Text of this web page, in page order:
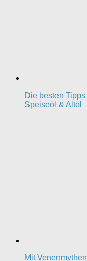
Die besten
Speiseöl & Altöl
Mit